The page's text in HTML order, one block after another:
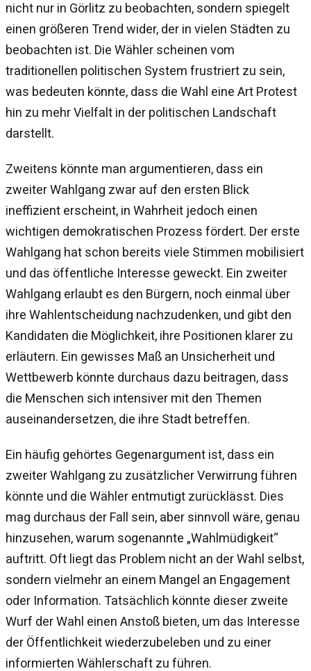
nicht nur in Görlitz zu beobachten, sondern spiegelt
einen größeren Trend wider, der in vielen Städten zu
beobachten ist. Die Wähler scheinen vom
traditionellen politischen System frustriert zu sein,
was bedeuten könnte, dass die Wahl eine Art Protest
hin zu mehr Vielfalt in der politischen Landschaft
darstellt.
Zweitens könnte man argumentieren, dass ein
zweiter Wahlgang zwar auf den ersten Blick
ineffizient erscheint, in Wahrheit jedoch einen
wichtigen demokratischen Prozess fördert. Der erste
Wahlgang hat schon bereits viele Stimmen mobilisiert
und das öffentliche Interesse geweckt. Ein zweiter
Wahlgang erlaubt es den Bürgern, noch einmal über
ihre Wahlentscheidung nachzudenken, und gibt den
Kandidaten die Möglichkeit, ihre Positionen klarer zu
erläutern. Ein gewisses Maß an Unsicherheit und
Wettbewerb könnte durchaus dazu beitragen, dass
die Menschen sich intensiver mit den Themen
auseinandersetzen, die ihre Stadt betreffen.
Ein häufig gehörtes Gegenargument ist, dass ein
zweiter Wahlgang zu zusätzlicher Verwirrung führen
könnte und die Wähler entmutigt zurücklässt. Dies
mag durchaus der Fall sein, aber sinnvoll wäre, genau
hinzusehen, warum sogenannte „Wahlmüdigkeit“
auftritt. Oft liegt das Problem nicht an der Wahl selbst,
sondern vielmehr an einem Mangel an Engagement
oder Information. Tatsächlich könnte dieser zweite
Wurf der Wahl einen Anstoß bieten, um das Interesse
der Öffentlichkeit wiederzubeleben und zu einer
informierten Wählerschaft zu führen.